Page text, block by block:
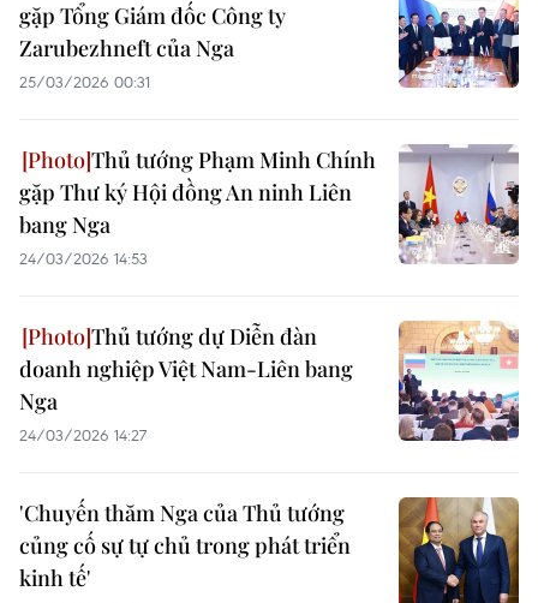
gặp Tổng Giám đốc Công ty
Zarubezhneft của Nga
25/03/2026 00:31
Thủ tướng Phạm Minh Chính
gặp Thư ký Hội đồng An ninh Liên
bang Nga
24/03/2026 14:53
Thủ tướng dự Diễn đàn
doanh nghiệp Việt Nam-Liên bang
Nga
24/03/2026 14:27
'Chuyến thăm Nga của Thủ tướng
củng cố sự tự chủ trong phát triển
kinh tế'